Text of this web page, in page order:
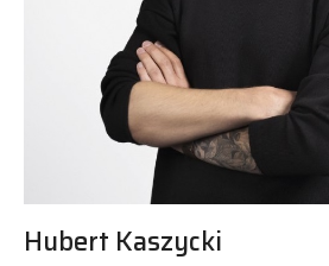
Hubert Kaszycki